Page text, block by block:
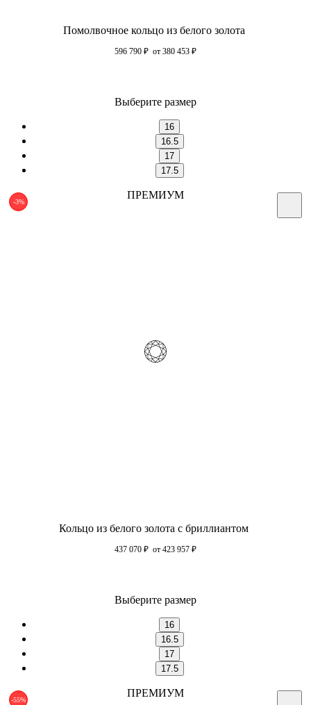
Помолвочное кольцо из белого золота
596 790 ₽ от 380 453 ₽
Выберите размер
16
16.5
17
17.5
-3%
ПРЕМИУМ
Кольцо из белого золота с бриллиантом
437 070 ₽ от 423 957 ₽
Выберите размер
16
16.5
17
17.5
-55%
ПРЕМИУМ